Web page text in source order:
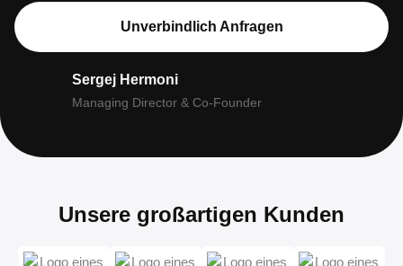
Unverbindlich Anfragen
Sergej Hermoni
Managing Director & Co-Founder
Unsere großartigen Kunden